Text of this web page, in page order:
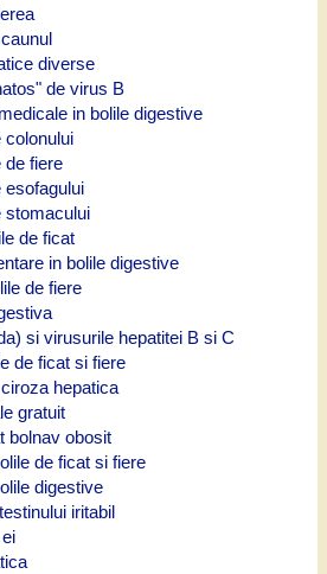
diverse
de virus B
in bolile digestive
colonului
de fiere
esofagului
stomacului
de ficat
in bolile digestive
de fiere
si virusurile hepatitei B si C
de ficat si fiere
hepatica
gratuit
bolnav obosit
de ficat si fiere
digestive
iritabil